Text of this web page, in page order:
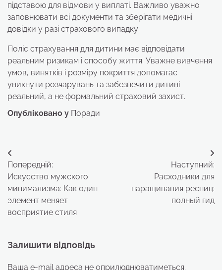
підставою для відмови у виплаті. Важливо уважно
заповнювати всі документи та зберігати медичні
довідки у разі страхового випадку.
Поліс страхування для дитини має відповідати
реальним ризикам і способу життя. Уважне вивчення
умов, винятків і розміру покриття допомагає
уникнути розчарувань та забезпечити дитині
реальний, а не формальний страховий захист.
Опубліковано у Поради
Навігація
записів
Попередній:
Искусство мужского
минимализма: Как один
элемент меняет
восприятие стиля
Наступний:
Расходники для
наращивания ресниц:
полный гид
Залишити відповідь
Ваша e-mail адреса не оприлюднюватиметься.